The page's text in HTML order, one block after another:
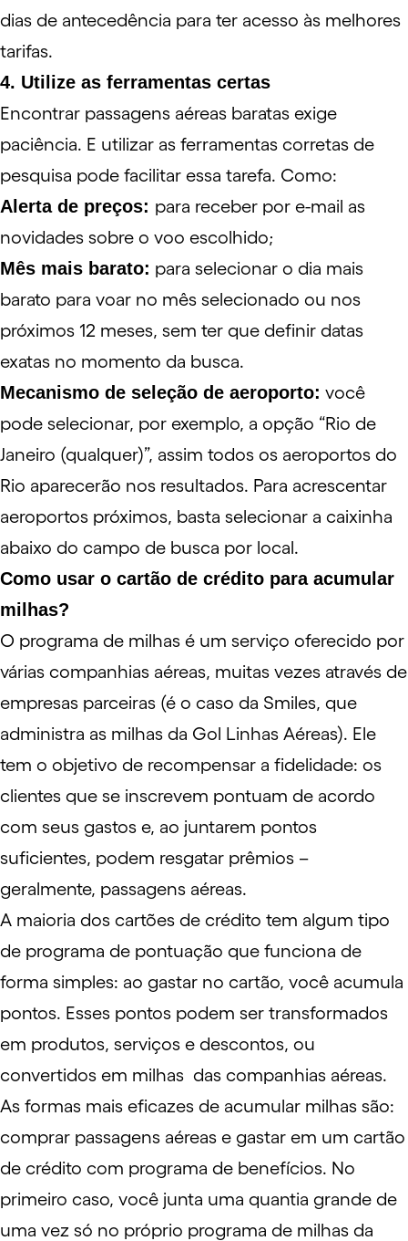
dias de antecedência para ter acesso às melhores
tarifas.
4. Utilize as ferramentas certas
Encontrar passagens aéreas baratas exige
paciência. E utilizar as ferramentas corretas de
pesquisa pode facilitar essa tarefa. Como:
Alerta de preços: para receber por e-mail as
novidades sobre o voo escolhido;
Mês mais barato: para selecionar o dia mais
barato para voar no mês selecionado ou nos
próximos 12 meses, sem ter que definir datas
exatas no momento da busca.
Mecanismo de seleção de aeroporto: você
pode selecionar, por exemplo, a opção “Rio de
Janeiro (qualquer)”, assim todos os aeroportos do
Rio aparecerão nos resultados. Para acrescentar
aeroportos próximos, basta selecionar a caixinha
abaixo do campo de busca por local.
Como usar o cartão de crédito para acumular
milhas?
O programa de milhas é um serviço oferecido por
várias companhias aéreas, muitas vezes através de
empresas parceiras (é o caso da Smiles, que
administra as milhas da Gol Linhas Aéreas). Ele
tem o objetivo de recompensar a fidelidade: os
clientes que se inscrevem pontuam de acordo
com seus gastos e, ao juntarem pontos
suficientes, podem resgatar prêmios –
geralmente, passagens aéreas.
A maioria dos cartões de crédito tem algum tipo
de programa de pontuação que funciona de
forma simples: ao gastar no cartão, você acumula
pontos. Esses pontos podem ser transformados
em produtos, serviços e descontos, ou
convertidos em milhas das companhias aéreas.
As formas mais eficazes de acumular milhas são:
comprar passagens aéreas e gastar em um cartão
de crédito com programa de benefícios. No
primeiro caso, você junta uma quantia grande de
uma vez só no próprio programa de milhas da